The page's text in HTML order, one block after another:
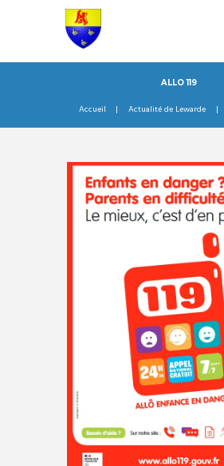
ALLO 119
Accueil Actualité de Lewarde